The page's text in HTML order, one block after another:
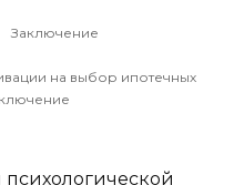
на выбор ипотечных